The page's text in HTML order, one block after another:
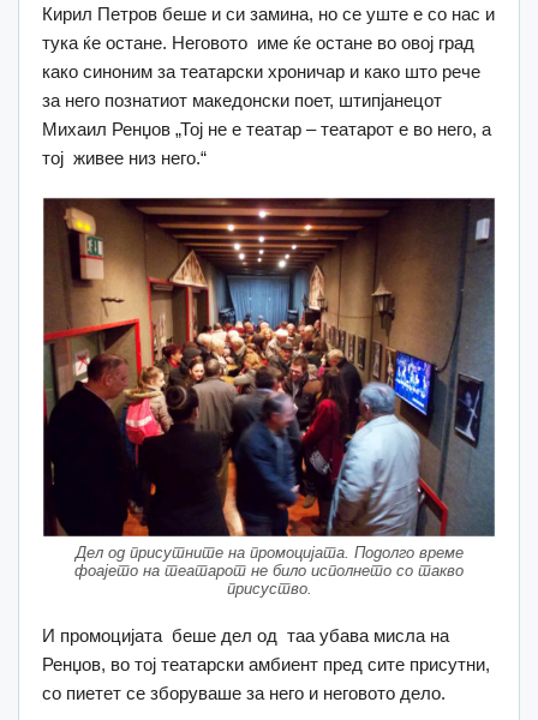
Кирил Петров беше и си замина, но се уште е со нас и
тука ќе остане. Неговото име ќе остане во овој град
како синоним за театарски хроничар и како што рече
за него познатиот македонски поет, штипјанецот
Михаил Ренџов „Тој не е театар – театарот е во него, а
тој живее низ него.“
Дел од присутните на промоцијата. Подолго време
фоајето на театарот не било исполнето со такво
присуство.
И промоцијата беше дел од таа убава мисла на
Ренџов, во тој театарски амбиент пред сите присутни,
со пиетет се зборуваше за него и неговото дело.